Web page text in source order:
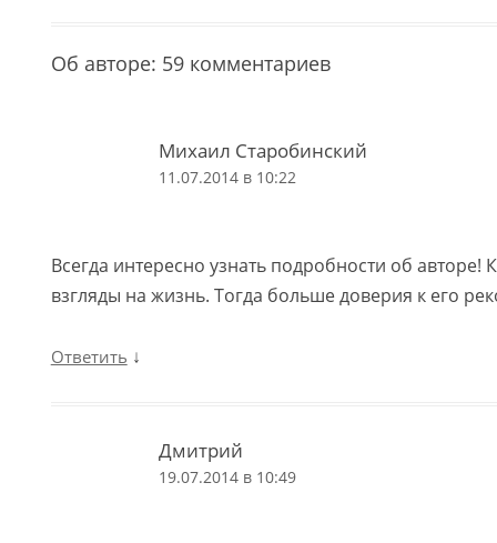
Об авторе: 59 комментариев
Михаил Старобинский
11.07.2014 в 10:22
Всегда интересно узнать подробности об авторе!
взгляды на жизнь. Тогда больше доверия к его
Ответить ↓
Дмитрий
19.07.2014 в 10:49